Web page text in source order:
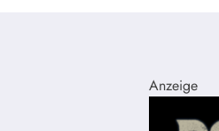
Anzeige